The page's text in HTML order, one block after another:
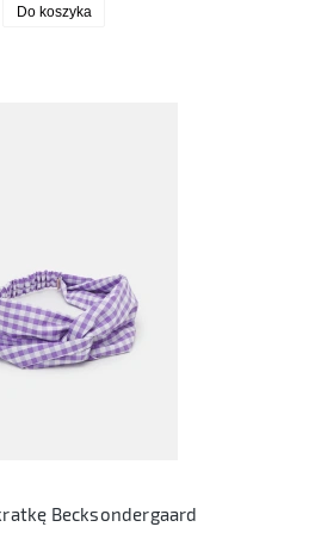
Do koszyka
Becksondergaard